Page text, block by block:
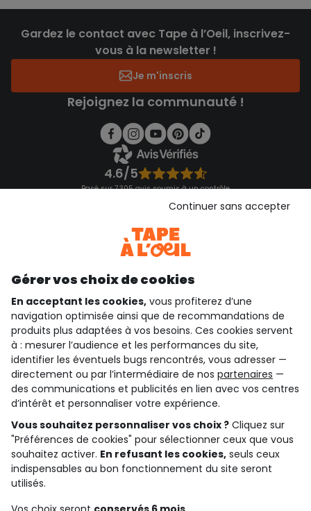
Gardez le contact avec Tape à l’Oeil, inscrivez-
vous à la newsletter !
Je m'inscris
Rejoignez la communauté !
4.6/5
Basé sur 7 305 avis soumis à un contrôle
Consulter les CGU
qui sommes-nous ?
besoin d'aide ?
le club fidélité
notre catalogue
Conditions générales de ventes et d'utilisation
Conditions d’utilisation des réseaux sociaux
Politique de confidentialité
Gérer vos choix de cookies
En acceptant les cookies, vous profiterez d’une
navigation optimisée ainsi que de recommandations de
produits plus adaptées à vos besoins. Ces cookies servent
à : mesurer l’audience et les performances du site,
identifier les éventuels bugs rencontrés, vous adresser —
directement ou par l’intermédiaire de nos partenaires —
des communications et publicités en lien avec vos centres
d’intérêt et personnaliser votre expérience.
Vous souhaitez personnaliser vos choix ? Cliquez sur
"Préférences de cookies" pour sélectionner ceux que vous
souhaitez activer. En refusant les cookies, seuls ceux
indispensables au bon fonctionnement du site seront
utilisés.
Continuer sans accepter